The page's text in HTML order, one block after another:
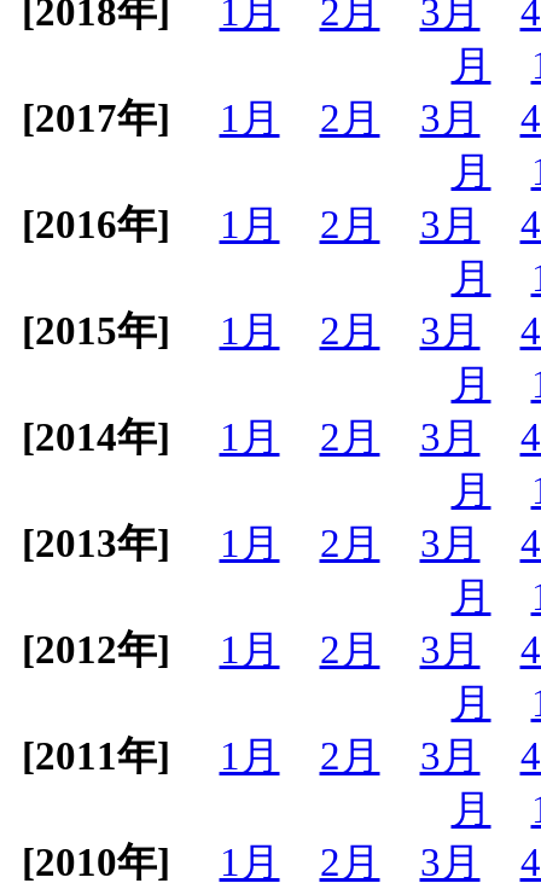
[2018年] 1月 2月 3月
月
[2017年]
1月 2月 3月
月
[2016年]
1月 2月 3月
月
[2015年]
1月 2月 3月
月
[2014年]
1月 2月 3月
月
[2013年]
1月 2月 3月
月
[2012年]
1月 2月 3月
月
[2011年]
1月 2月 3月
月
[2010年]
1月 2月 3月